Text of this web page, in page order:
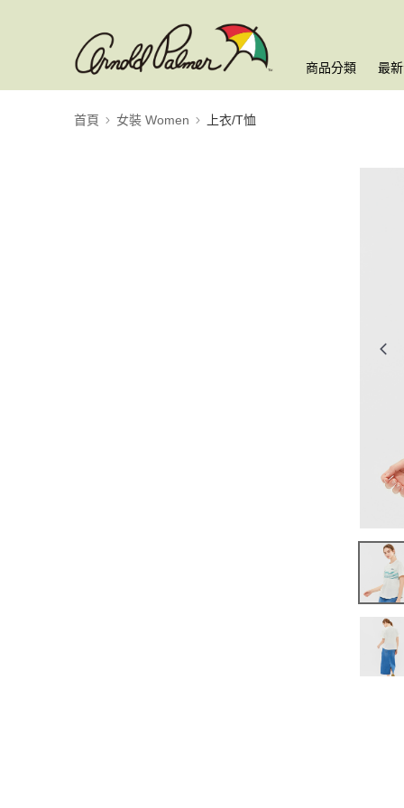
商品分類 最
首頁 女裝 Women 上衣/T恤